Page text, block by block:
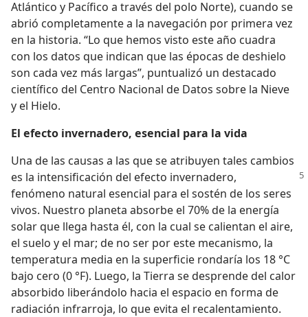
Atlántico y Pacífico a través del polo Norte), cuando se
abrió completamente a la navegación por primera vez
en la historia. “Lo que hemos visto este año cuadra
con los datos que indican que las épocas de deshielo
son cada vez más largas”, puntualizó un destacado
científico del Centro Nacional de Datos sobre la Nieve
y el Hielo.
El efecto invernadero, esencial para la vida
Una de las causas a las que se atribuyen tales cambios
es la intensificación del efecto invernadero,
fenómeno natural esencial para el sostén de los seres
vivos. Nuestro planeta absorbe el 70% de la energía
solar que llega hasta él, con la cual se calientan el aire,
el suelo y el mar; de no ser por este mecanismo, la
temperatura media en la superficie rondaría los 18 °C
bajo cero (0 °F). Luego, la Tierra se desprende del calor
absorbido liberándolo hacia el espacio en forma de
radiación infrarroja, lo que evita el recalentamiento.